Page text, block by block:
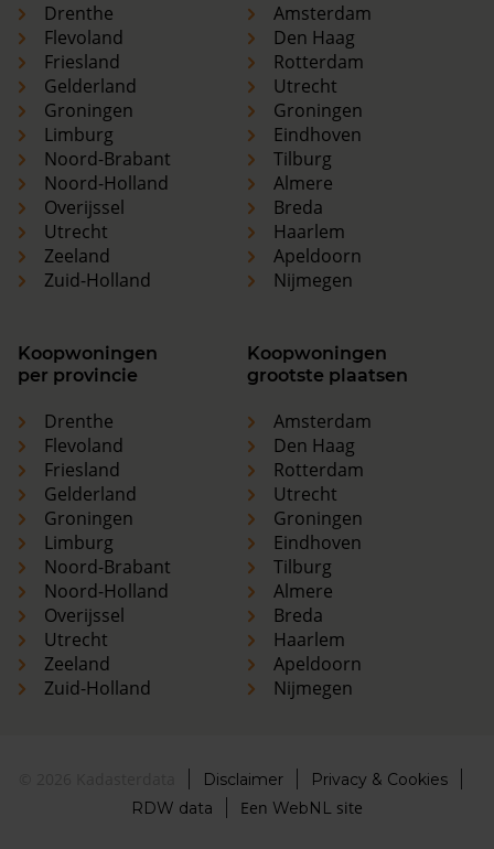
Drenthe
Flevoland
Friesland
Gelderland
Groningen
Limburg
Noord-Brabant
Noord-Holland
Overijssel
Utrecht
Zeeland
Zuid-Holland
Amsterdam
Den Haag
Rotterdam
Utrecht
Groningen
Eindhoven
Tilburg
Almere
Breda
Haarlem
Apeldoorn
Nijmegen
Koopwoningen
per provincie
Drenthe
Flevoland
Friesland
Gelderland
Groningen
Limburg
Noord-Brabant
Noord-Holland
Overijssel
Utrecht
Zeeland
Zuid-Holland
Koopwoningen
grootste plaatsen
Amsterdam
Den Haag
Rotterdam
Utrecht
Groningen
Eindhoven
Tilburg
Almere
Breda
Haarlem
Apeldoorn
Nijmegen
Disclaimer
Privacy & Cookies
RDW data
Een WebNL site